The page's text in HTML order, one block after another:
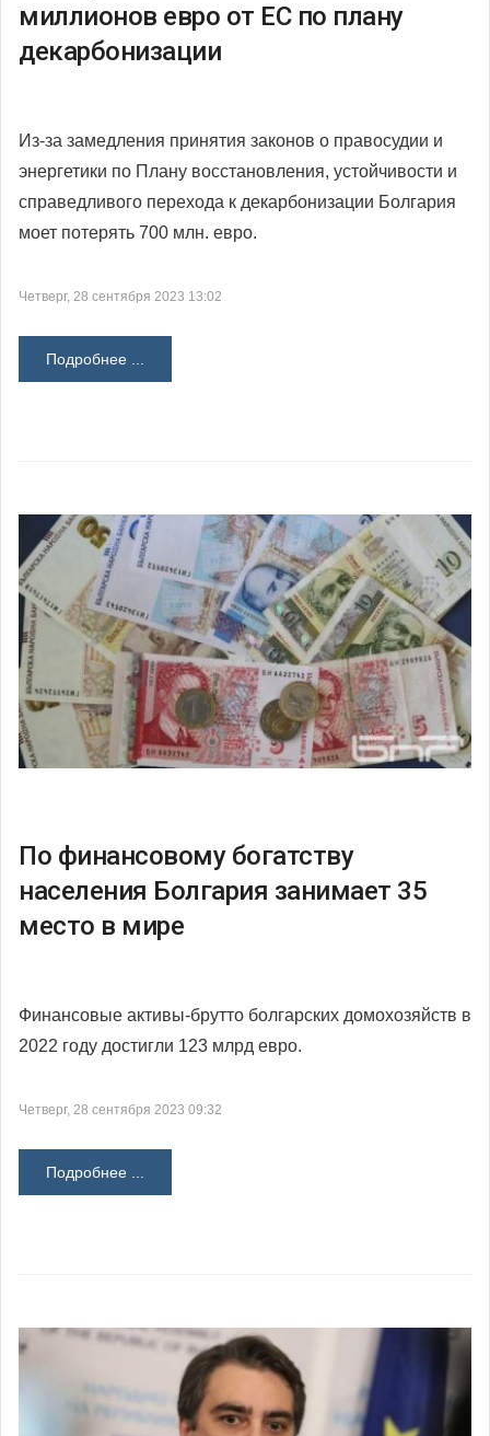
миллионов евро от ЕС по плану
декарбонизации
Из-за замедления принятия законов о правосудии и
энергетики по Плану восстановления, устойчивости и
справедливого перехода к декарбонизации Болгария
моет потерять 700 млн. евро.
Четверг, 28 сентября 2023 13:02
Подробнее ...
По финансовому богатству
населения Болгария занимает 35
место в мире
Финансовые активы-брутто болгарских домохозяйств в
2022 году достигли 123 млрд евро.
Четверг, 28 сентября 2023 09:32
Подробнее ...